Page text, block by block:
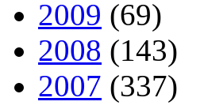
2009 (69)
2008 (143)
2007 (337)